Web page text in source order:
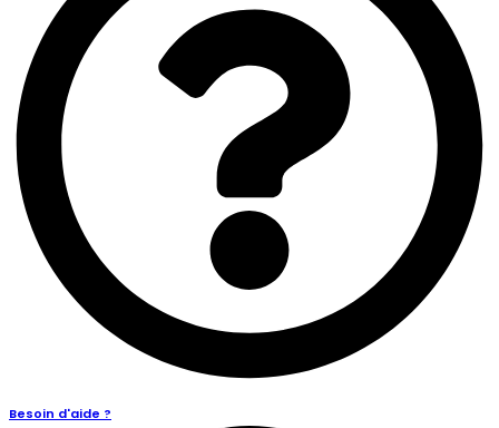
Besoin d'aide ?